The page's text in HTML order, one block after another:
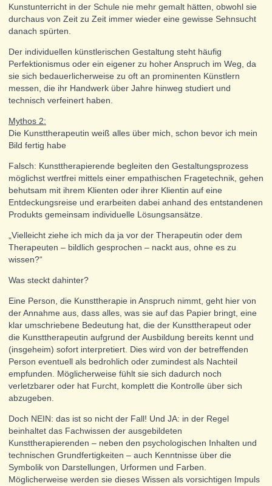
Kunstunterricht in der Schule nie mehr gemalt hätten, obwohl sie
durchaus von Zeit zu Zeit immer wieder eine gewisse Sehnsucht
danach spürten.
Der individuellen künstlerischen Gestaltung steht häufig
Perfektionismus oder ein eigener zu hoher Anspruch im Weg, da
sie sich bedauerlicherweise zu oft an prominenten Künstlern
messen, die ihr Handwerk über Jahre hinweg studiert und
technisch verfeinert haben.
Mythos 2:
Die Kunsttherapeutin weiß alles über mich, schon bevor ich mein
Bild fertig habe
Falsch: Kunsttherapierende begleiten den Gestaltungsprozess
möglichst wertfrei mittels einer empathischen Fragetechnik, gehen
behutsam mit ihrem Klienten oder ihrer Klientin auf eine
Entdeckungsreise und erarbeiten dabei anhand des entstandenen
Produkts gemeinsam individuelle Lösungsansätze.
„Vielleicht ziehe ich mich da ja vor der Therapeutin oder dem
Therapeuten – bildlich gesprochen – nackt aus, ohne es zu
wissen?“
Was steckt dahinter?
Eine Person, die Kunsttherapie in Anspruch nimmt, geht hier von
der Annahme aus, dass alles, was sie auf das Papier bringt, eine
klar umschriebene Bedeutung hat, die der Kunsttherapeut oder
die Kunsttherapeutin aufgrund der Ausbildung bereits kennt und
(insgeheim) sofort interpretiert. Dies wird von der betreffenden
Person eventuell als bedrohlich oder zumindest als Nachteil
empfunden. Möglicherweise fühlt sie sich dadurch noch
verletzbarer oder hat Furcht, komplett die Kontrolle über sich
abzugeben.
Doch NEIN: das ist so nicht der Fall! Und JA: in der Regel
beinhaltet das Fachwissen der ausgebildeten
Kunsttherapierenden – neben den psychologischen Inhalten und
technischen Grundfertigkeiten – auch Kenntnisse über die
Symbolik von Darstellungen, Urformen und Farben.
Möglicherweise werden sie dieses Wissen als vorsichtigen Impuls